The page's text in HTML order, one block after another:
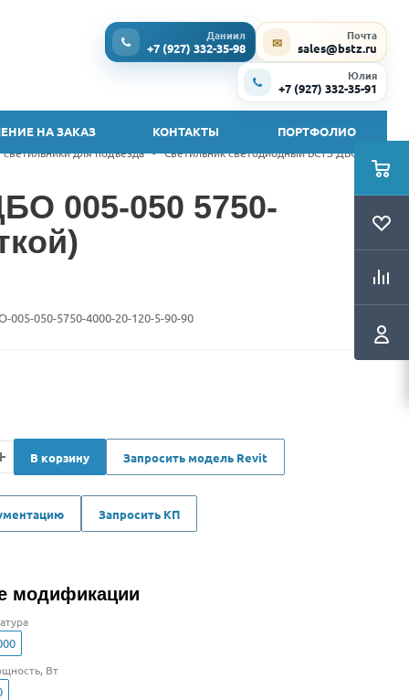
Даниил
+7 (927) 332-35-98 ✉ Почта
sales@bstz.ru
Юлия
+7 (927) 332-35-91
НА ЗАКАЗ КОНТАКТЫ ПОРТФОЛИО
для подъезда - Светильник светодиодный БСТЗ ДБО 005-
005-050 5750-
005-050-5750-4000-20-120-5-90-90
В корзину Запросить модель Revit
Запросить КП
модификации
Вт